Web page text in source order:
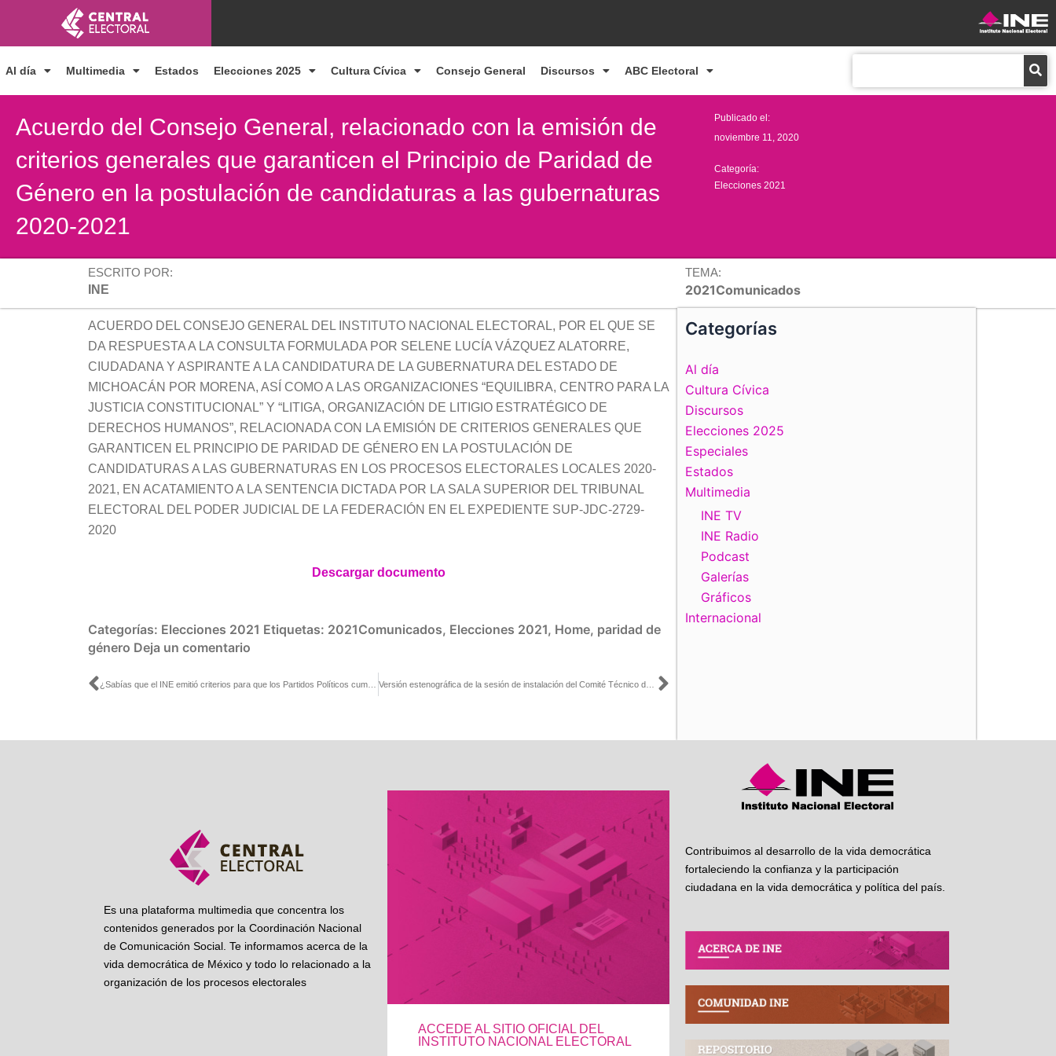
contenido
Al día Multimedia Estados Elecciones 2025 Cultura Cívica Consejo General Discursos ABC Electoral
Acuerdo del Consejo General, relacionado con la emisión de
criterios generales que garanticen el Principio de Paridad de
Género en la postulación de candidaturas a las gubernaturas
2020-2021
Publicado el:
noviembre 11, 2020
Categoría:
Elecciones 2021
ESCRITO POR:
INE
TEMA:
2021Comunicados
ACUERDO DEL CONSEJO GENERAL DEL INSTITUTO NACIONAL ELECTORAL, POR EL QUE SE
DA RESPUESTA A LA CONSULTA FORMULADA POR SELENE LUCÍA VÁZQUEZ ALATORRE,
CIUDADANA Y ASPIRANTE A LA CANDIDATURA DE LA GUBERNATURA DEL ESTADO DE
MICHOACÁN POR MORENA, ASÍ COMO A LAS ORGANIZACIONES “EQUILIBRA, CENTRO PARA LA
JUSTICIA CONSTITUCIONAL” Y “LITIGA, ORGANIZACIÓN DE LITIGIO ESTRATÉGICO DE
DERECHOS HUMANOS”, RELACIONADA CON LA EMISIÓN DE CRITERIOS GENERALES QUE
GARANTICEN EL PRINCIPIO DE PARIDAD DE GÉNERO EN LA POSTULACIÓN DE
CANDIDATURAS A LAS GUBERNATURAS EN LOS PROCESOS ELECTORALES LOCALES 2020-
2021, EN ACATAMIENTO A LA SENTENCIA DICTADA POR LA SALA SUPERIOR DEL TRIBUNAL
ELECTORAL DEL PODER JUDICIAL DE LA FEDERACIÓN EN EL EXPEDIENTE SUP-JDC-2729-
2020
Descargar documento
Categorías: Elecciones 2021 Etiquetas: 2021Comunicados, Elecciones 2021, Home, paridad de
género Deja un comentario
Ant Siguiente
Categorías
Al día
Cultura Cívica
Discursos
Elecciones 2025
Especiales
Estados
Multimedia
INE TV
INE Radio
Podcast
Galerías
Gráficos
Internacional
Es una plataforma multimedia que concentra los
contenidos generados por la Coordinación Nacional
de Comunicación Social. Te informamos acerca de la
vida democrática de México y todo lo relacionado a la
organización de los procesos electorales
ACCEDE AL SITIO OFICIAL DEL
INSTITUTO NACIONAL ELECTORAL
Contribuimos al desarrollo de la vida democrática
fortaleciendo la confianza y la participación
ciudadana en la vida democrática y política del país.